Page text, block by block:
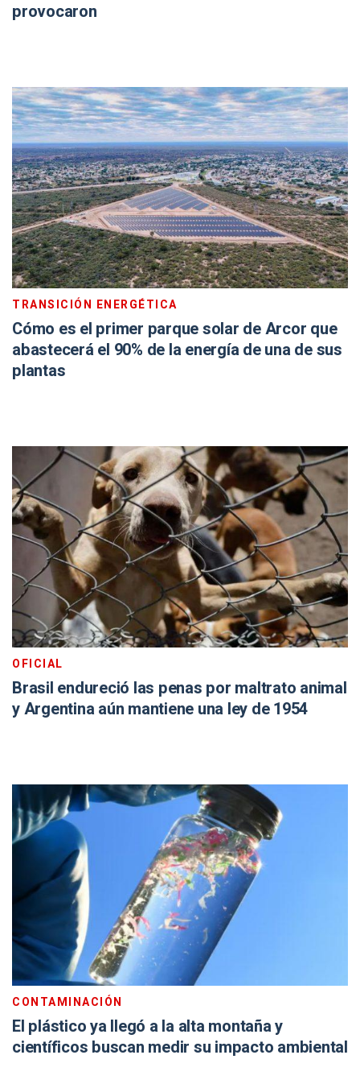
provocaron
TRANSICIÓN ENERGÉTICA
Cómo es el primer parque solar de Arcor que
abastecerá el 90% de la energía de una de sus
plantas
OFICIAL
Brasil endureció las penas por maltrato animal
y Argentina aún mantiene una ley de 1954
CONTAMINACIÓN
El plástico ya llegó a la alta montaña y
científicos buscan medir su impacto ambiental